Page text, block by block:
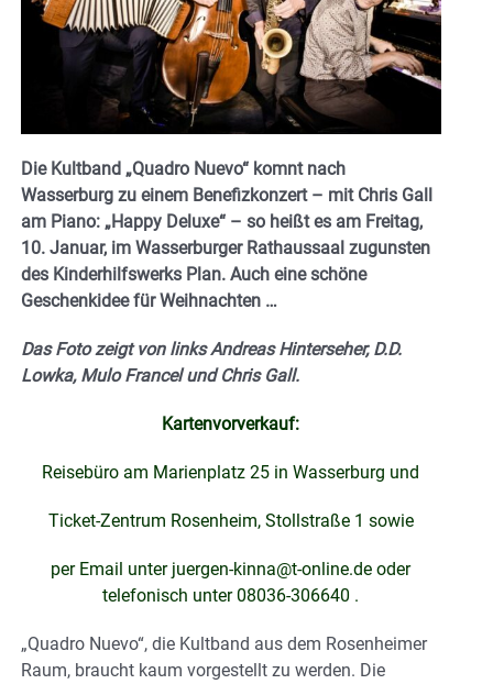
Die Kultband „Quadro Nuevo“ komnt nach
Wasserburg zu einem Benefizkonzert – mit Chris Gall
am Piano: „Happy Deluxe“ – so heißt es am Freitag,
10. Januar, im Wasserburger Rathaussaal zugunsten
des Kinderhilfswerks Plan. Auch eine schöne
Geschenkidee für Weihnachten …
Das Foto zeigt von links Andreas Hinterseher, D.D.
Lowka, Mulo Francel und Chris Gall.
Kartenvorverkauf:
Reisebüro am Marienplatz 25 in Wasserburg und
Ticket-Zentrum Rosenheim, Stollstraße 1 sowie
per Email unter juergen-kinna@t-online.de oder
telefonisch unter 08036-306640 .
„Quadro Nuevo“, die Kultband aus dem Rosenheimer
Raum, braucht kaum vorgestellt zu werden. Die